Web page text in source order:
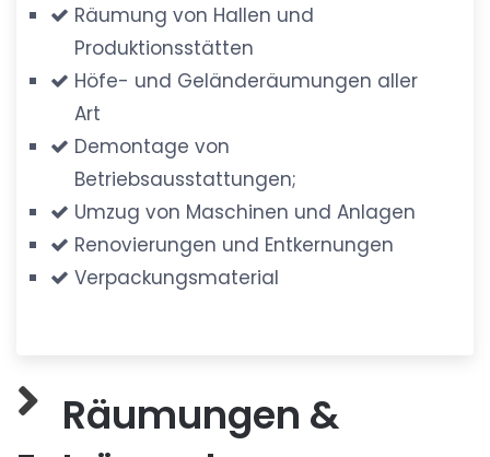
Räumung von Hallen und
Produktionsstätten
Höfe- und Geländeräumungen aller
Art
Demontage von
Betriebsausstattungen;
Umzug von Maschinen und Anlagen
Renovierungen und Entkernungen
Verpackungsmaterial
Räumungen &